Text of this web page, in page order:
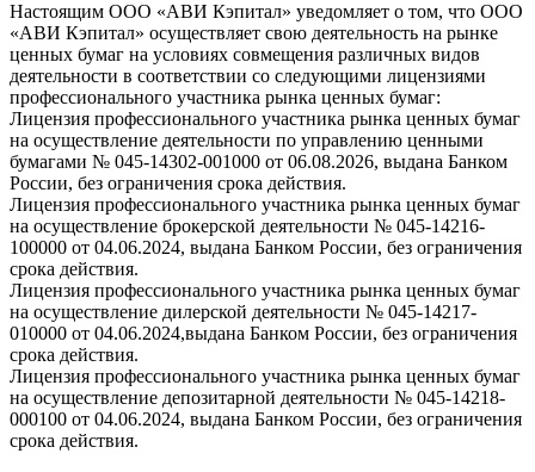
Настоящим ООО «АВИ Кэпитал» уведомляет о том, что ООО
«АВИ Кэпитал» осуществляет свою деятельность на рынке
ценных бумаг на условиях совмещения различных видов
деятельности в соответствии со следующими лицензиями
профессионального участника рынка ценных бумаг:
Лицензия профессионального участника рынка ценных бумаг
на осуществление деятельности по управлению ценными
бумагами № 045-14302-001000 от 06.08.2026, выдана Банком
России, без ограничения срока действия.
Лицензия профессионального участника рынка ценных бумаг
на осуществление брокерской деятельности № 045-14216-
100000 от 04.06.2024, выдана Банком России, без ограничения
срока действия.
Лицензия профессионального участника рынка ценных бумаг
на осуществление дилерской деятельности № 045-14217-
010000 от 04.06.2024,выдана Банком России, без ограничения
срока действия.
Лицензия профессионального участника рынка ценных бумаг
на осуществление депозитарной деятельности № 045-14218-
000100 от 04.06.2024, выдана Банком России, без ограничения
срока действия.